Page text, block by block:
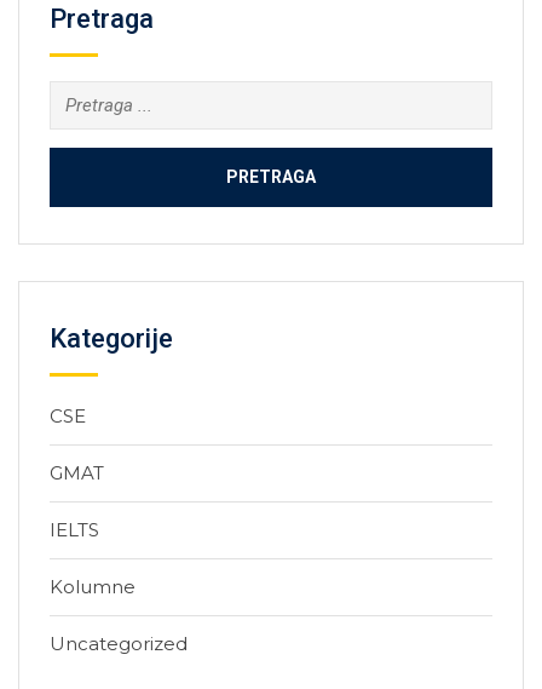
Pretraga
Kategorije
CSE
GMAT
IELTS
Kolumne
Uncategorized